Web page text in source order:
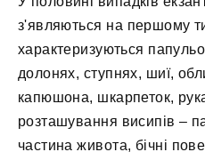
з'являються на першому
характеризуються
долонях, ступнях, шиї,
капюшона, шкарпеток,
розташування висипів –
частина живота, бічні